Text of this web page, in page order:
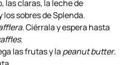
butter
decorar
las claras, la leche de